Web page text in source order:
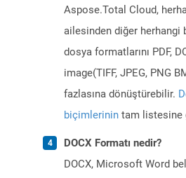
Aspose.Total Cloud,
ailesinden diğer herhangi
dosya formatlarını PDF,
image(TIFF, JPEG, PNG
fazlasına dönüştürebilir.
biçimlerinin tam listesine
DOCX Formatı nedir?
DOCX, Microsoft Word